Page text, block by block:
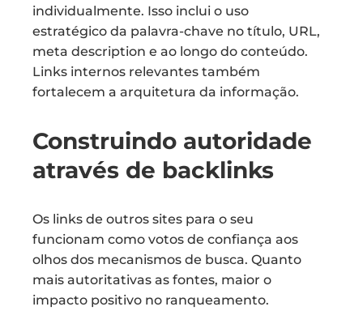
individualmente. Isso inclui o uso
estratégico da palavra-chave no título, URL,
meta description e ao longo do conteúdo.
Links internos relevantes também
fortalecem a arquitetura da informação.
Construindo autoridade
através de backlinks
Os links de outros sites para o seu
funcionam como votos de confiança aos
olhos dos mecanismos de busca. Quanto
mais autoritativas as fontes, maior o
impacto positivo no ranqueamento.